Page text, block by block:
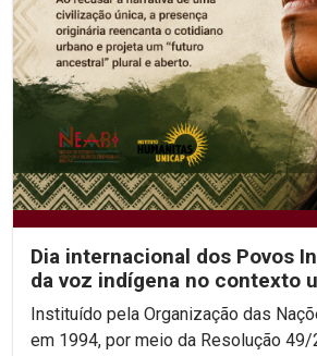
Dia internacional dos Povos
da voz indígena no contexto
Instituído pela Organização das
em 1994, por meio da Resolução 49/